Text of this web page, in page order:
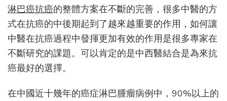
的
有
作
用
嗎？
淋巴癌抗癌的整體方案在不斷的完善，很多中醫的方
式在抗癌的中後期起到了越來越重要的作用，如何讓
中醫在抗癌過程中發揮更加有效的作用是很多專家在
不斷研究的課題。可以肯定的是中西醫結合是為來抗
癌最好的選擇。
在中國近十幾年的癌症淋巴腫瘤病例中，90%以上的